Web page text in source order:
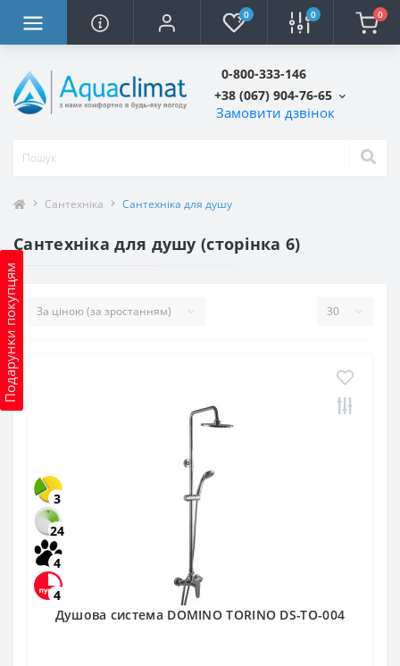
0 0 0
0-800-333-146
+38 (067) 904-76-65
Замовити дзвінок
Подарунки покупцям
Сантехніка Сантехніка для душу
Сантехніка для душу (сторінка 6)
3
24
4
4
Душова система DOMINO TORINO DS-TO-004